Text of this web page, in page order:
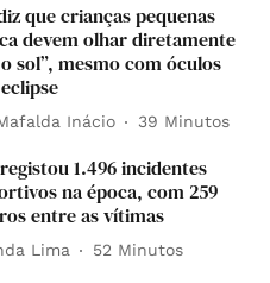
que crianças pequenas
devem olhar diretamente
sol”, mesmo com óculos
Inácio 39 Minutos
1.496 incidentes
na época, com 259
entre as vítimas
Lima 52 Minutos